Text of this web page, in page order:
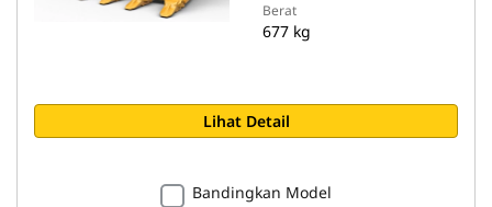
Berat
677 kg
Lihat Detail
Bandingkan Model